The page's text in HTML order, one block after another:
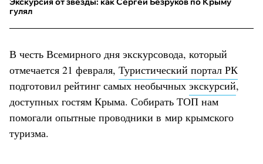
гулял
В честь Всемирного дня экскурсовода, который
отмечается 21 февраля, Туристический портал РК
подготовил рейтинг самых необычных экскурсий,
доступных гостям Крыма. Собирать ТОП нам
помогали опытные проводники в мир крымского
туризма.